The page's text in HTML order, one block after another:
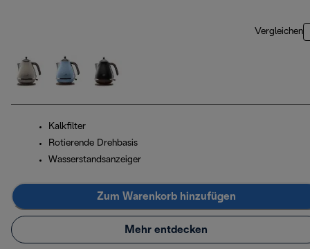
Vergleichen
Kalkfilter
Rotierende Drehbasis
Wasserstandsanzeiger
Zum Warenkorb hinzufügen
Mehr entdecken